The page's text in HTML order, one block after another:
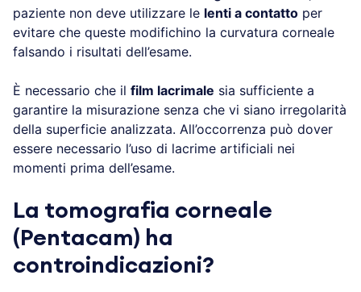
paziente non deve utilizzare le lenti a contatto per
evitare che queste modifichino la curvatura corneale
falsando i risultati dell’esame.
È necessario che il film lacrimale sia sufficiente a
garantire la misurazione senza che vi siano irregolarità
della superficie analizzata. All’occorrenza può dover
essere necessario l’uso di lacrime artificiali nei
momenti prima dell’esame.
La tomografia corneale
(Pentacam) ha
controindicazioni?